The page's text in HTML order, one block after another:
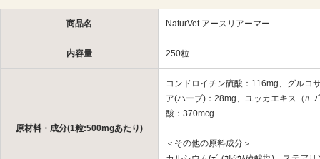
商品名 NaturVet アースリアーマー
内容量 250粒
原材料・成分(1粒:500mgあたり)
コンドロイチン硫酸：116mg、グルコ
ア(ハーブ)：28mg、ユッカエキス（ﾊｰ
酸：370mcg
＜その他の原料成分＞